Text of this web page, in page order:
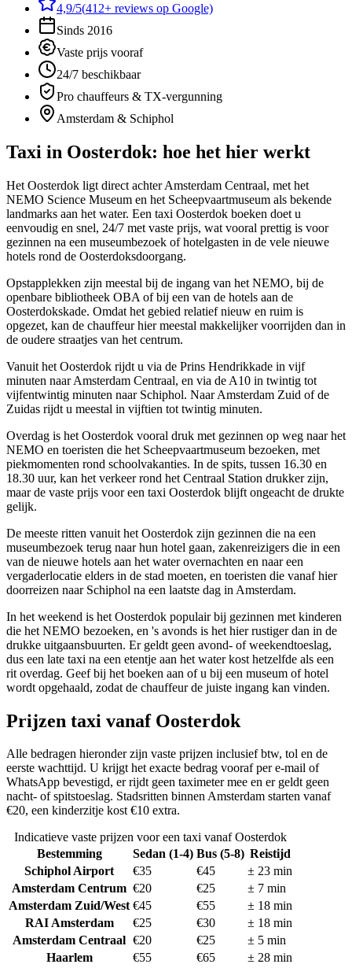
4,9/5(412+ reviews op Google)
Sinds 2016
Vaste prijs vooraf
24/7 beschikbaar
Pro chauffeurs & TX-vergunning
Amsterdam & Schiphol
Taxi in Oosterdok: hoe het hier werkt
Het Oosterdok ligt direct achter Amsterdam Centraal, met het
NEMO Science Museum en het Scheepvaartmuseum als bekende
landmarks aan het water. Een taxi Oosterdok boeken doet u
eenvoudig en snel, 24/7 met vaste prijs, wat vooral prettig is voor
gezinnen na een museumbezoek of hotelgasten in de vele nieuwe
hotels rond de Oosterdoksdoorgang.
Opstapplekken zijn meestal bij de ingang van het NEMO, bij de
openbare bibliotheek OBA of bij een van de hotels aan de
Oosterdokskade. Omdat het gebied relatief nieuw en ruim is
opgezet, kan de chauffeur hier meestal makkelijker voorrijden dan in
de oudere straatjes van het centrum.
Vanuit het Oosterdok rijdt u via de Prins Hendrikkade in vijf
minuten naar Amsterdam Centraal, en via de A10 in twintig tot
vijfentwintig minuten naar Schiphol. Naar Amsterdam Zuid of de
Zuidas rijdt u meestal in vijftien tot twintig minuten.
Overdag is het Oosterdok vooral druk met gezinnen op weg naar het
NEMO en toeristen die het Scheepvaartmuseum bezoeken, met
piekmomenten rond schoolvakanties. In de spits, tussen 16.30 en
18.30 uur, kan het verkeer rond het Centraal Station drukker zijn,
maar de vaste prijs voor een taxi Oosterdok blijft ongeacht de drukte
gelijk.
De meeste ritten vanuit het Oosterdok zijn gezinnen die na een
museumbezoek terug naar hun hotel gaan, zakenreizigers die in een
van de nieuwe hotels aan het water overnachten en naar een
vergaderlocatie elders in de stad moeten, en toeristen die vanaf hier
doorreizen naar Schiphol na een laatste dag in Amsterdam.
In het weekend is het Oosterdok populair bij gezinnen met kinderen
die het NEMO bezoeken, en 's avonds is het hier rustiger dan in de
drukke uitgaansbuurten. Er geldt geen avond- of weekendtoeslag,
dus een late taxi na een etentje aan het water kost hetzelfde als een
rit overdag. Geef bij het boeken aan of u bij een museum of hotel
wordt opgehaald, zodat de chauffeur de juiste ingang kan vinden.
Prijzen taxi vanaf Oosterdok
Alle bedragen hieronder zijn vaste prijzen inclusief btw, tol en de
eerste wachttijd. U krijgt het exacte bedrag vooraf per e-mail of
WhatsApp bevestigd, er rijdt geen taximeter mee en er geldt geen
nacht- of spitstoeslag. Stadsritten binnen Amsterdam starten vanaf
€20, een kinderzitje kost €10 extra.
Indicatieve vaste prijzen voor een taxi vanafOosterdok
Bestemming
Sedan (1-4) Bus (5-8) Reistijd
Schiphol Airport
€35 €45 ± 23 min
Amsterdam Centrum €20 €25 ± 7 min
Amsterdam Zuid/West €45 €55 ± 18 min
RAI Amsterdam
€25 €30 ± 18 min
Amsterdam Centraal €20 €25 ± 5 min
Haarlem
€55 €65 ± 28 min